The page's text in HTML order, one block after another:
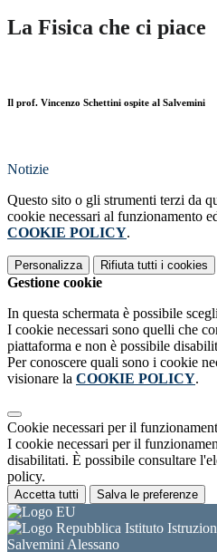
La Fisica che ci piace
Il prof. Vincenzo Schettini ospite al Salvemini
Notizie
Questo sito o gli strumenti terzi da
cookie necessari al funzionamento
COOKIE POLICY.
Personalizza Rifiuta tutti i cookies
Gestione cookie
In questa schermata è possibile
I cookie necessari sono quelli che
piattaforma e non è possibile
Per conoscere quali sono i cookie
visionare la COOKIE POLICY.
Cookie necessari per il
I cookie necessari per il
disabilitati. È possibile consultare
policy.
Accetta tutti Salva le preferenze
Istituto
Salvemini Alessano